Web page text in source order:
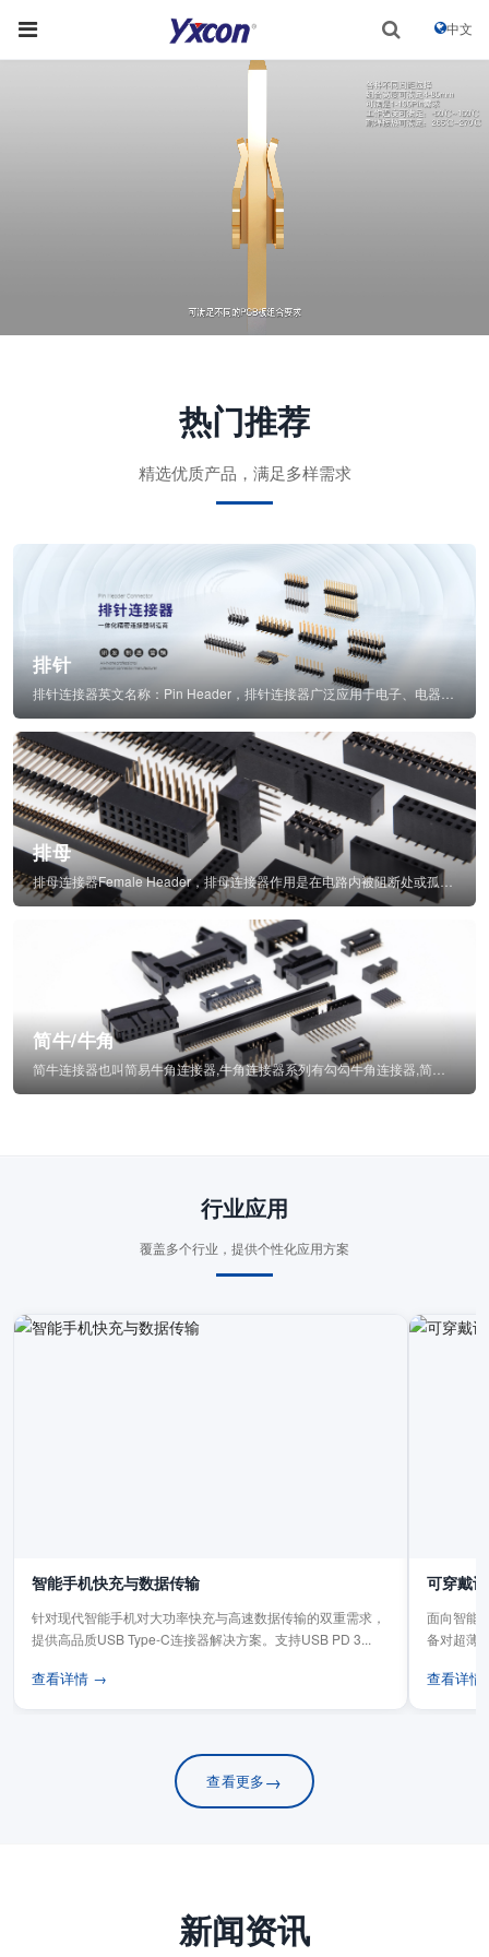
中文
热门推荐
精选优质产品，满足多样需求
排针
排母
排母连接器Female Header，排母连接器作用是在电路内被阻断处或孤立不通...
简牛/牛角
行业应用
覆盖多个行业，提供个性化应用方案
智能手机快充与数据传输
针对现代智能手机对大功率快充与高速数据传输的双重需求，
提供高品质USB Type-C连接器解决方案。支持USB PD 3...
查看详情 →
可穿戴
面向智能
备对超薄
查看详
查看更多→
新闻资讯